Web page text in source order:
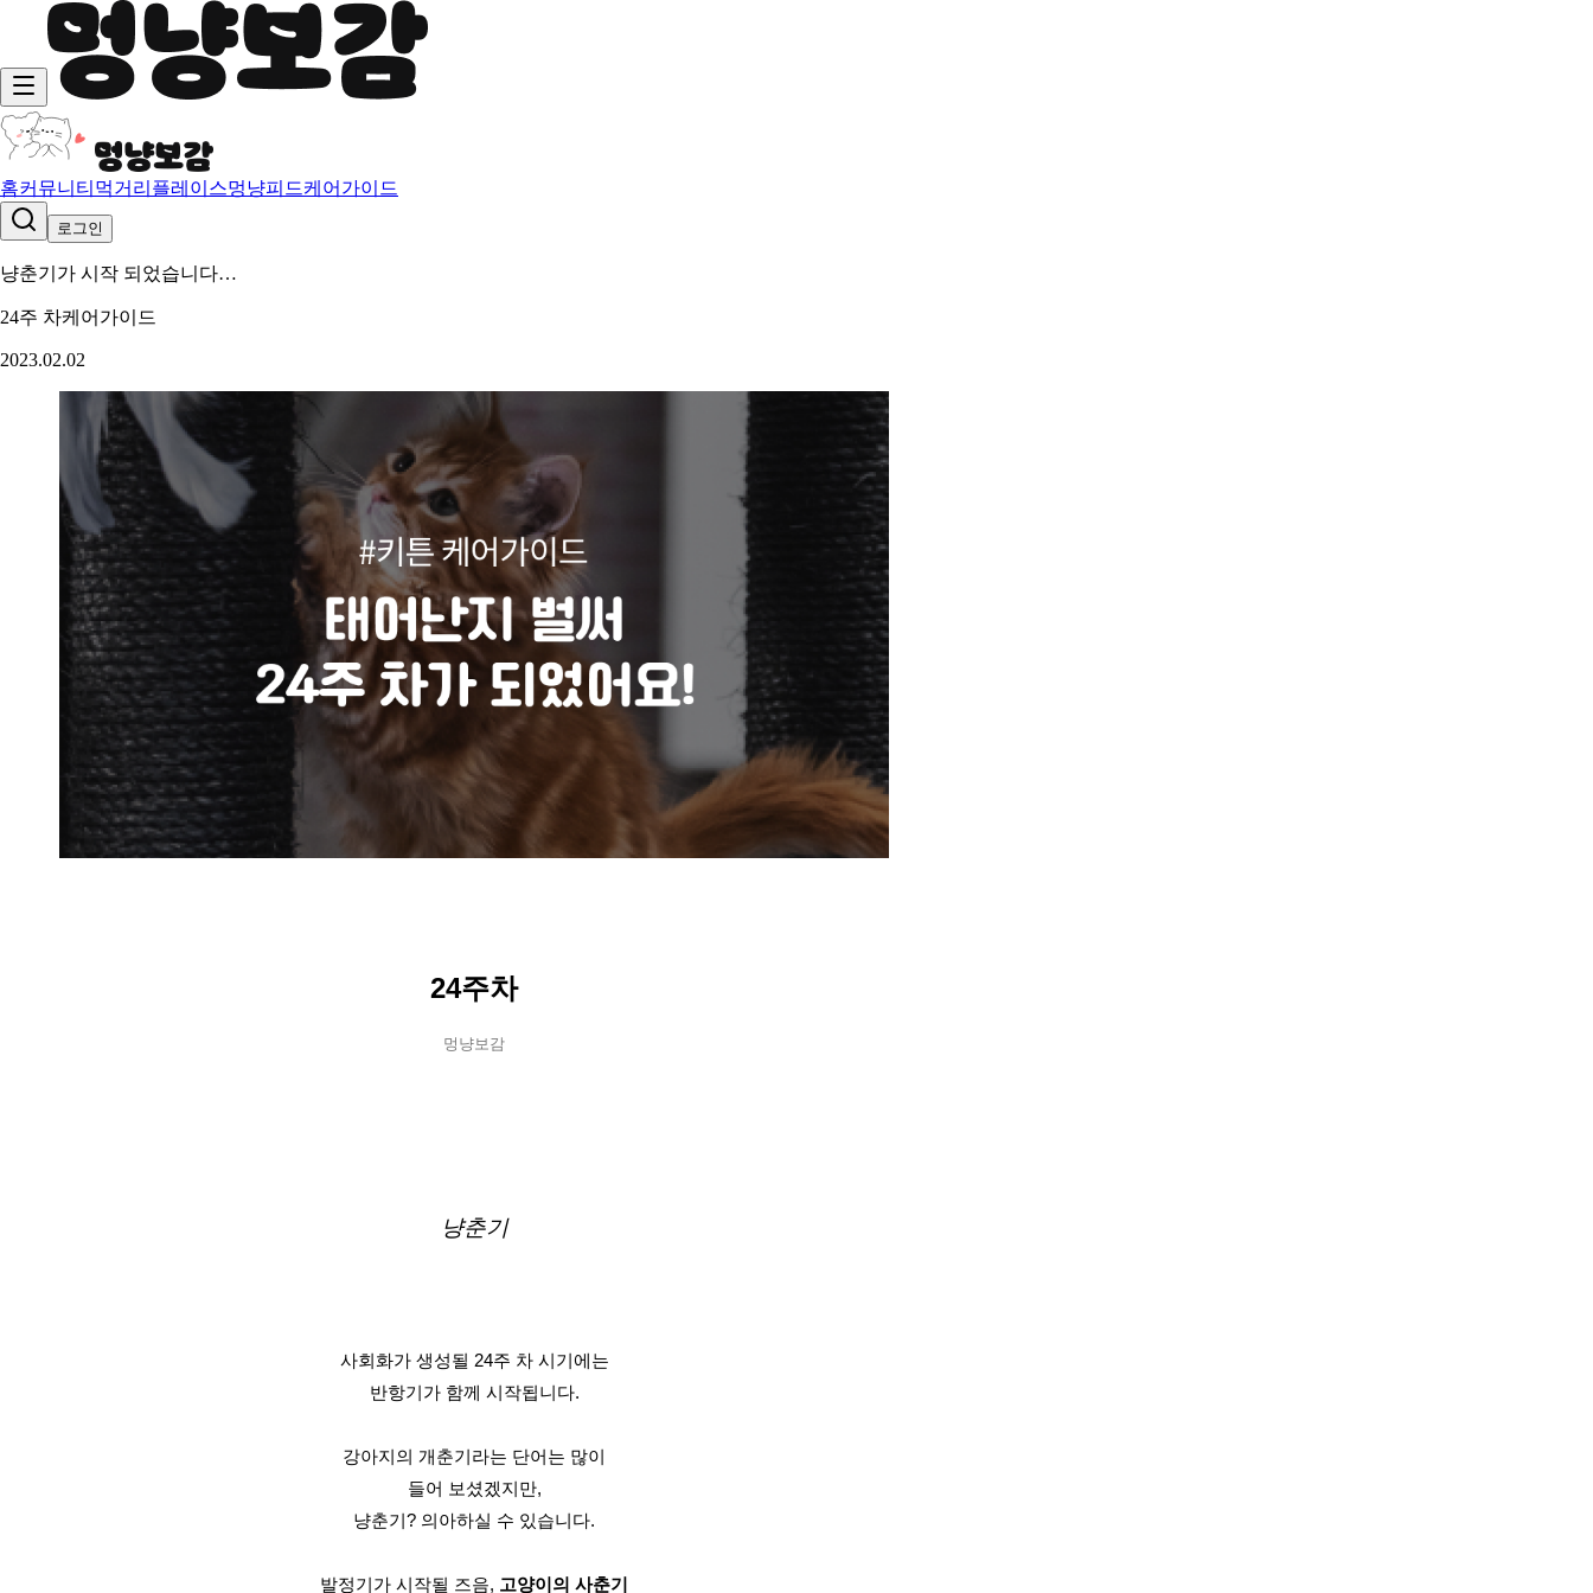
홈커뮤니티 먹거리 플레이스멍냥피드케어가이드
로그인
냥춘기가 시작 되었습니다…
24주 차케어가이드
2023.02.02
24주차
멍냥보감
냥춘기
사회화가 생성될 24주 차 시기에는
반항기가 함께 시작됩니다.
강아지의 개춘기라는 단어는 많이
들어 보셨겠지만,
냥춘기? 의아하실 수 있습니다.
발정기가 시작될 즈음, 고양이의 사춘기